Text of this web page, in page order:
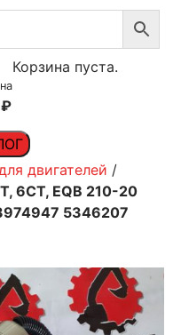
₽
Корзина пуста.
двигателей /
6CT, EQB 210-20
5346207